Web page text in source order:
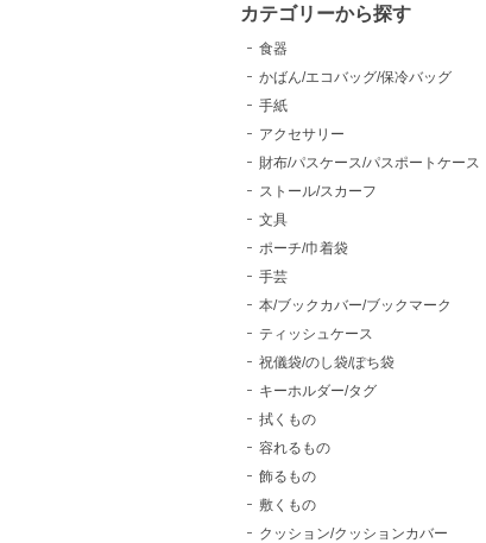
カテゴリーから探す
食器
かばん/エコバッグ/保冷バッグ
手紙
アクセサリー
財布/パスケース/パスポートケース
ストール/スカーフ
文具
ポーチ/巾着袋
手芸
本/ブックカバー/ブックマーク
ティッシュケース
祝儀袋/のし袋/ぽち袋
キーホルダー/タグ
拭くもの
容れるもの
飾るもの
敷くもの
クッション/クッションカバー